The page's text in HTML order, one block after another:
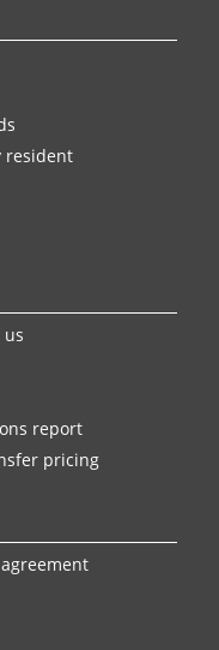
resident
report
pricing